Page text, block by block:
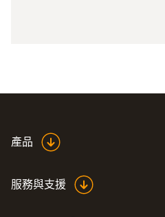
產品
服務與支援